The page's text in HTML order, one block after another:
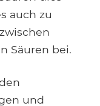
auch zu
Säuren bei.
und